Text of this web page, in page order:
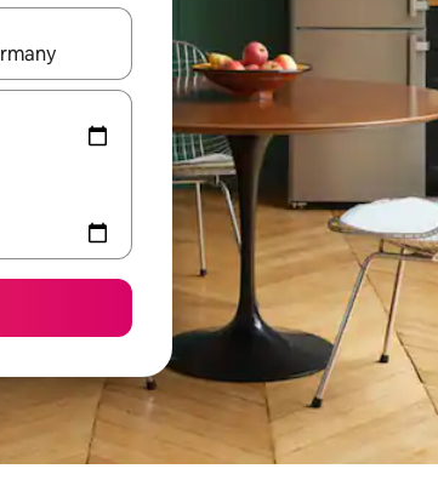
les en utilisant les flèches vers le haut et vers